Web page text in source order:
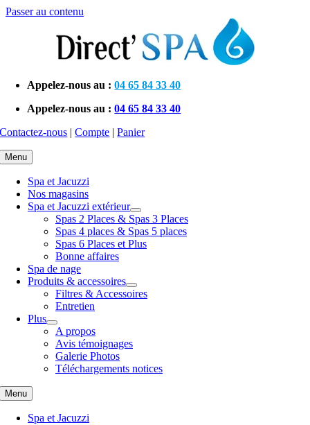
Passer au contenu
Appelez-nous au :04 65 84 33 40
Appelez-nous au :04 65 84 33 40
Contactez-nous |Compte |Panier
Menu
Spa et Jacuzzi
Nos magasins
Spa et Jacuzzi extérieur
Spas 2 Places & Spas 3 Places
Spas 4 places & Spas 5 places
Spas 6 Places et Plus
Bonne affaires
Spa de nage
Produits & accessoires
Filtres & Accessoires
Entretien
Plus
A propos
Avis témoignages
Galerie Photos
Téléchargements notices
Menu
Spa et Jacuzzi